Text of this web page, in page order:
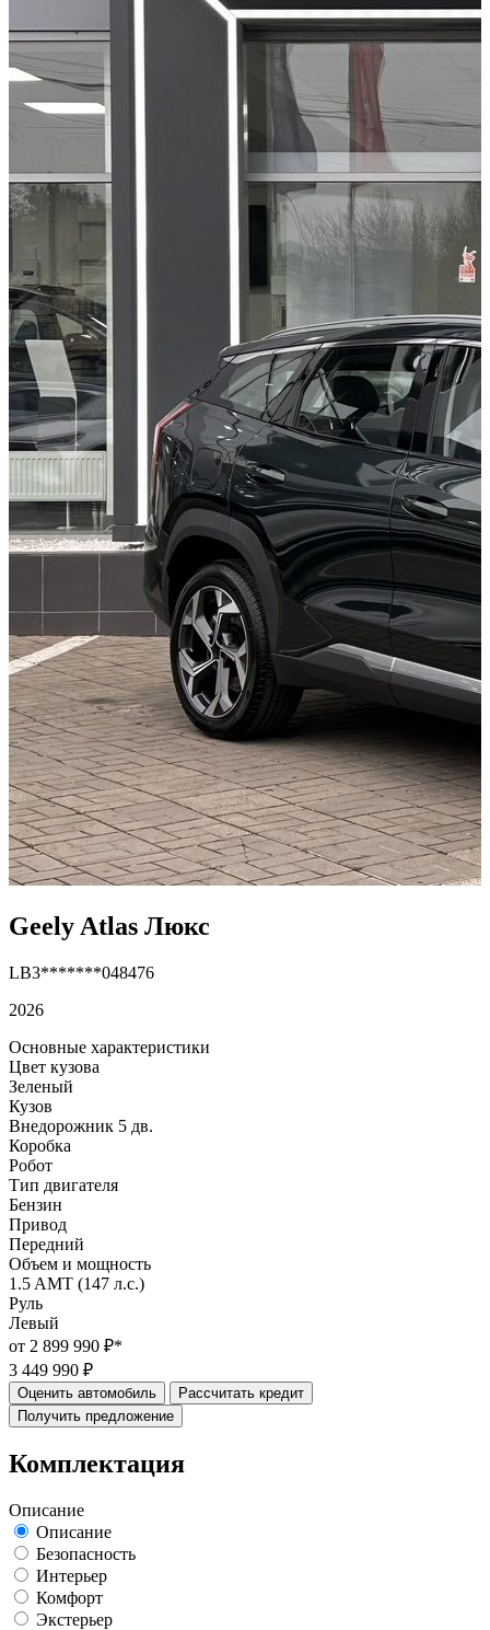
Geely Atlas Люкс
LB3*******048476
2026
Основные характеристики
Цвет кузова
Зеленый
Кузов
Внедорожник 5 дв.
Коробка
Робот
Тип двигателя
Бензин
Привод
Передний
Объем и мощность
1.5 AMT (147 л.с.)
Руль
Левый
от 2 899 990 ₽*
3 449 990 ₽
Оценить автомобиль
Рассчитать кредит
Получить предложение
Комплектация
Описание
Описание
Безопасность
Интерьер
Комфорт
Экстерьер